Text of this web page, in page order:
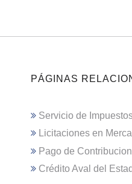
PÁGINAS
Servicio de
Licitaciones en
Pago de
Crédito Aval del